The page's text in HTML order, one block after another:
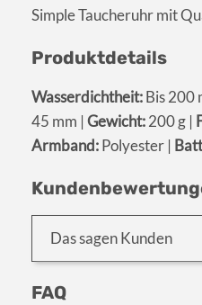
Simple Taucheruhr mit
Produktdetails
Wasserdichtheit:Bis 200
45 mm | Gewicht:200 g |
Armband:Polyester |
Das sagen Kunden
FAQ